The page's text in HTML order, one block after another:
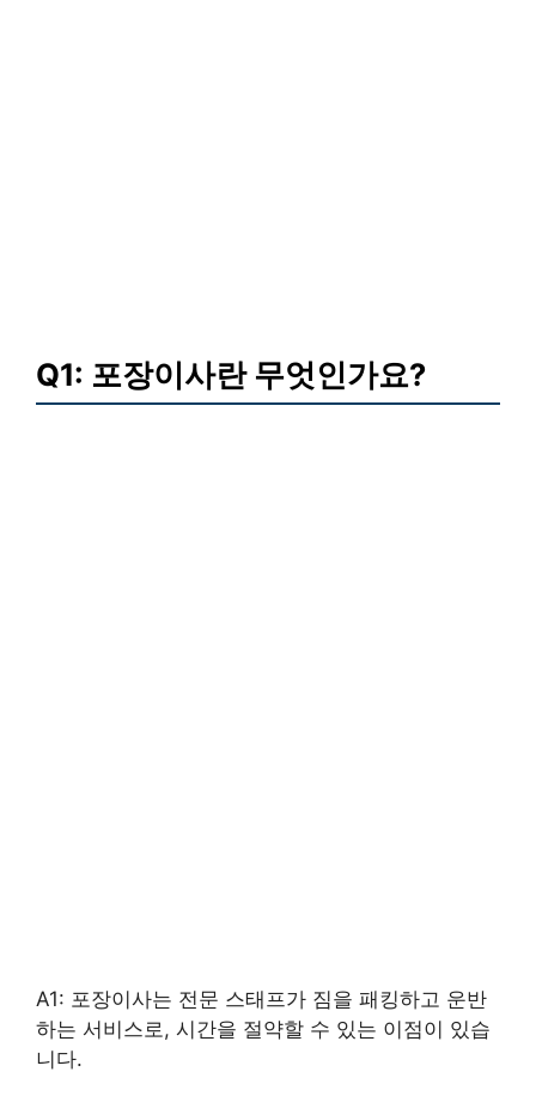
Q1: 포장이사란 무엇인가요?
A1: 포장이사는 전문 스태프가 짐을 패킹하고 운반
하는 서비스로, 시간을 절약할 수 있는 이점이 있습
니다.